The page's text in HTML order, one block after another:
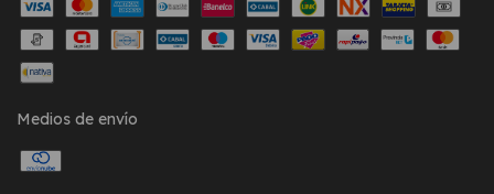
Medios de envío